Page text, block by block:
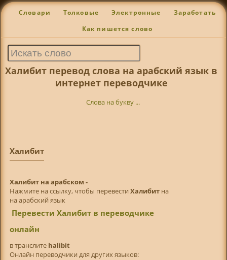
Словари Толковые Электронные Заработать
Как пишется слово
Халибит перевод слова на арабский язык в
интернет переводчике
Слова на букву ...
Халибит
Халибит на арабском -
Нажмите на ссылку, чтобы перевести Халибитна
на арабский язык
Перевести Халибит в переводчике
онлайн
в транслитe halibit
Онлайн переводчики для других языков: